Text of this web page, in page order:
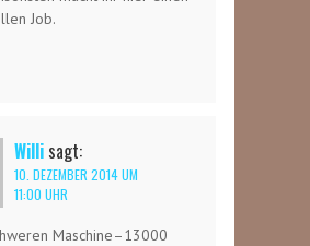
Job.
Willi sagt:
10. DEZEMBER 2014 UM
11:00 UHR
Maschine–13000